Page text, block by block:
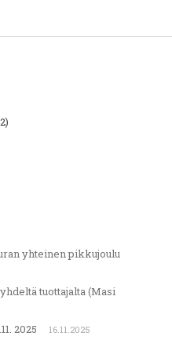
yhteinen pikkujoulu
tuottajalta (Masi
2025 16.11.2025